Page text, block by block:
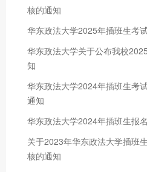
核的通知
华东政法大学2025年插班生考
华东政法大学关于公布我校
知
华东政法大学2024年插班生考
通知
华东政法大学2024年插班生报
关于2023年华东政法大学插班
核的通知